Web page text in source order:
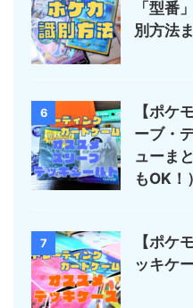
「型番
別方法
6
【ポケ
ーブ・
ューま
もOK！）
7
【ポケ
ッキケ